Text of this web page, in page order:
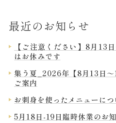
最近のお知らせ
【ご注意ください】8月13
はお休みです
集う夏_2026年【8月13日
ご案内
お刺身を使ったメニューにつ
5月18日-19日臨時休業のお